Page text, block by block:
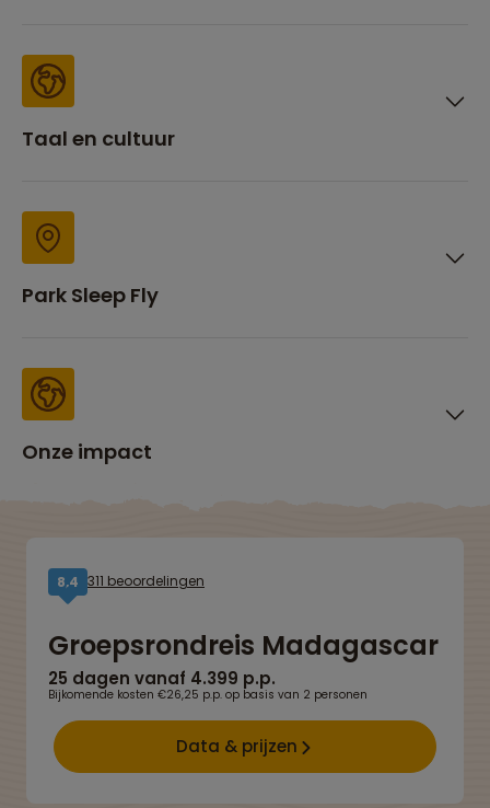
Taal en cultuur
Park Sleep Fly
Onze impact
8,4 311 beoordelingen
Groepsrondreis Madagascar
25 dagen vanaf 4.399 p.p.
Bijkomende kosten €26,25 p.p. op basis van 2 personen
Data & prijzen